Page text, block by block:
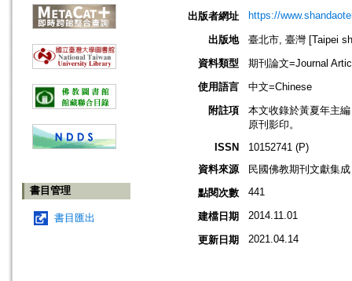
書目管理
書目匯出
出版者網址
https://
出版地
臺北市, 臺灣 [Taipei
資料類型
期刊論文=Journal
使用語言
中文=Chinese
附註項
本文收錄於黃夏年主
原刊影印。
ISSN
10152741 (P)
資料來源
民國佛教期刊文獻集
點閱次數
441
建檔日期 2014.11.01
更新日期 2021.04.14